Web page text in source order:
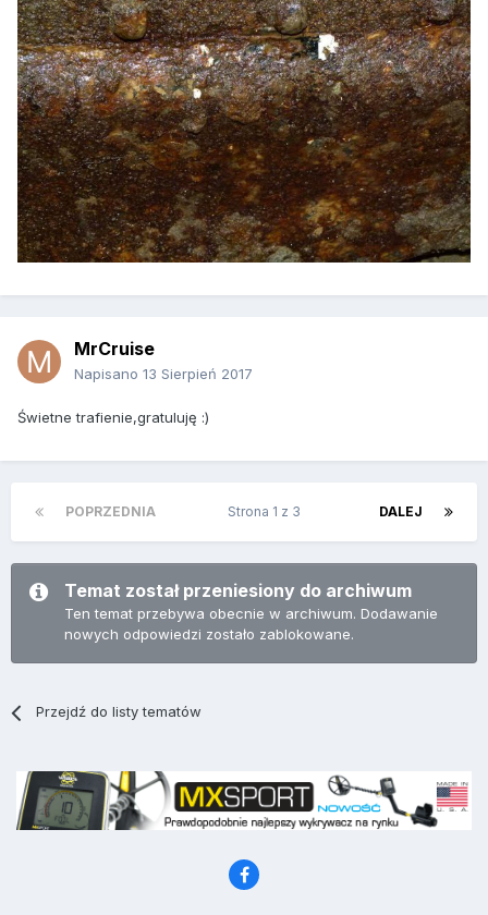
MrCruise
Napisano 13 Sierpień 2017
Świetne trafienie,gratuluję :)
POPRZEDNIA DALEJ
Strona 1 z 3
Temat został przeniesiony do archiwum
Ten temat przebywa obecnie w archiwum. Dodawanie
nowych odpowiedzi zostało zablokowane.
Przejdź do listy tematów